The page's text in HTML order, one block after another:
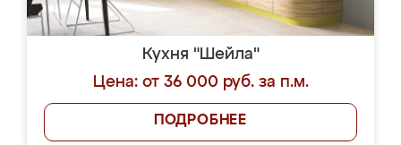
Кухня "Шейла"
Цена: от 36 000 руб. за п.м.
ПОДРОБНЕЕ